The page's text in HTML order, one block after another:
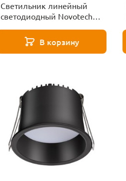
Светильник линейный
светодиодный Novotech
В корзину